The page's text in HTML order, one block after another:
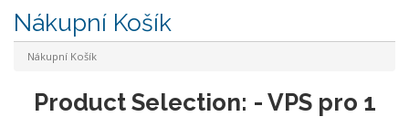
Nákupní Košík
Nákupní Košík
Product Selection: - VPS pro 1